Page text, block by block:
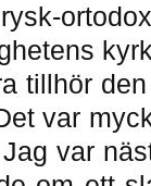
tillhör
var
var